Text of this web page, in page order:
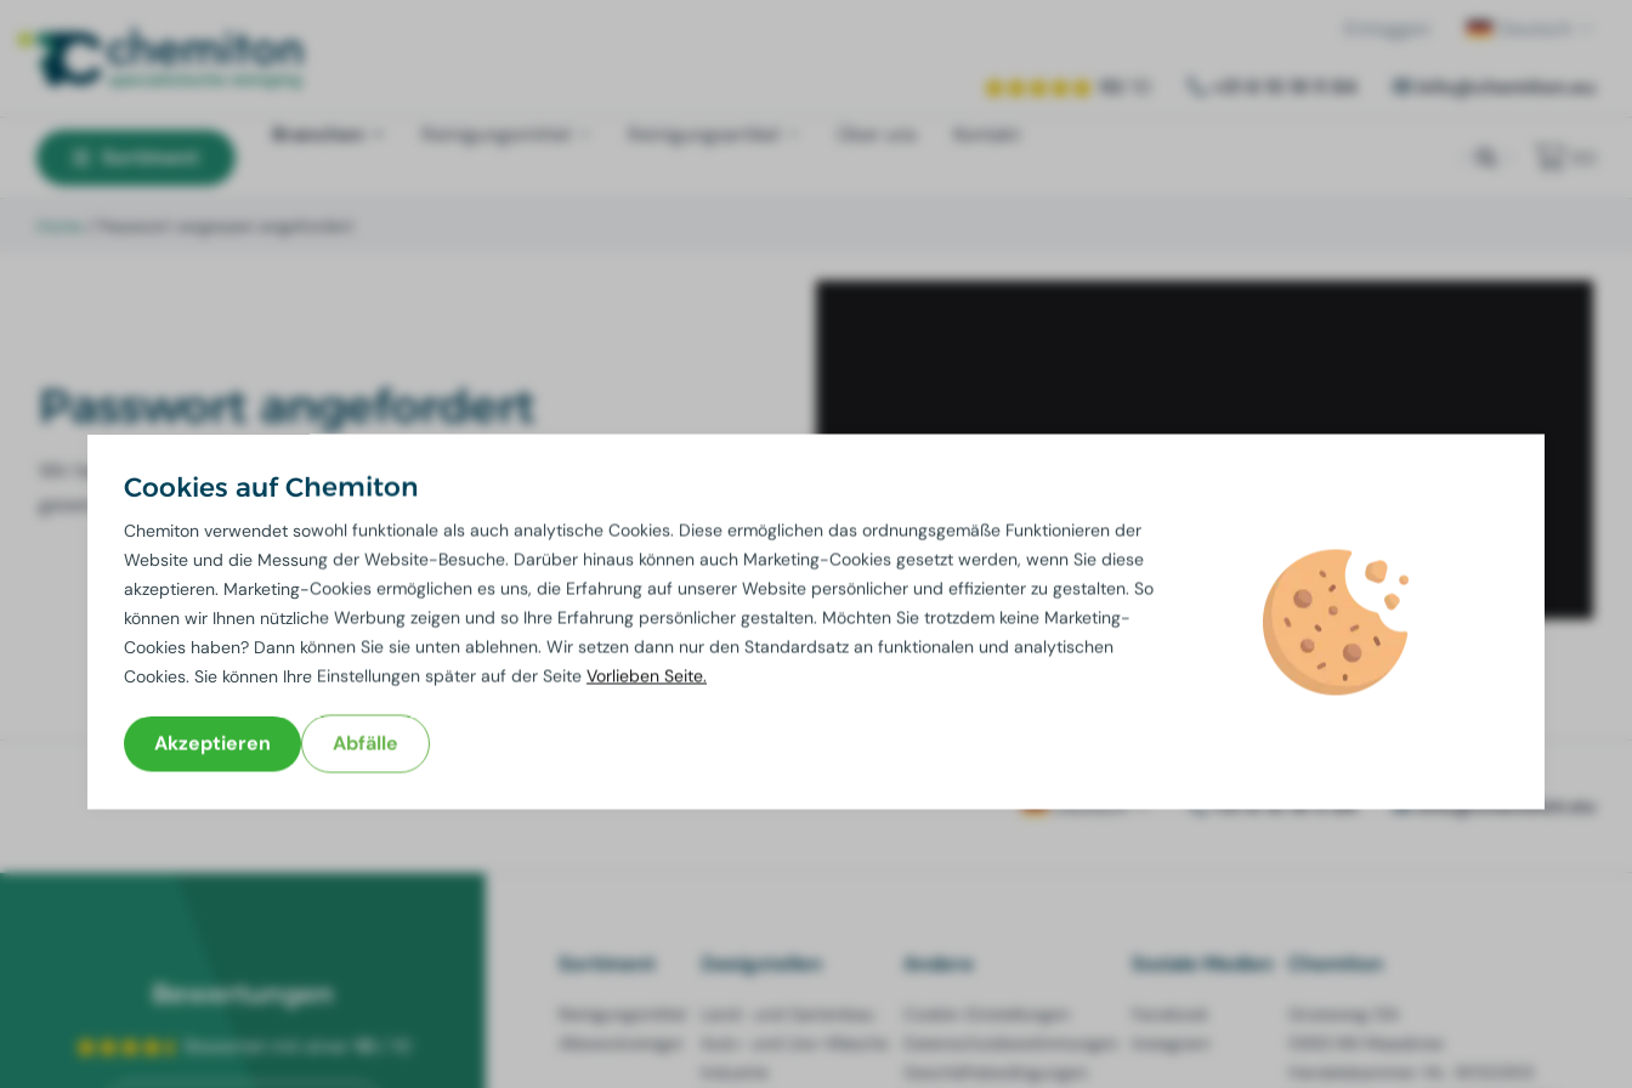
Einloggen
10 +31 6 15 19 11 84 info@chemiton.eu
Sortiment
Branchen Reinigungsmittel Reinigungsartikel Über uns Kontakt
Passwort vergessen angefordert
Passwort angefordert
Wir haben Ihnen per E-Mail einen Link zur Erstellung eines neuen Passworts
gesendet.
Deutsch +31 6 15 19 11 84 info@chemiton.eu
Bewertungen
Bewertet mit einer 10
Sortiment
Reinigungsmittel
Allzweckreiniger
Zweigstellen Andere
Cookie-Einstellungen
Datenschutzbestimmungen
Geschäftsbedingungen
Soziale Medien
Instagram
Chemiton
Groesweg 12A
5993 NN Maasbree
Cookies auf Chemiton
Chemiton verwendet sowohl funktionale als auch analytische Cookies. Diese ermöglichen das ordnungsgemäße Funktionieren der
Website und die Messung der Website-Besuche. Darüber hinaus können auch Marketing-Cookies gesetzt werden, wenn Sie diese
akzeptieren. Marketing-Cookies ermöglichen es uns, die Erfahrung auf unserer Website persönlicher und effizienter zu gestalten. So
können wir Ihnen nützliche Werbung zeigen und so Ihre Erfahrung persönlicher gestalten. Möchten Sie trotzdem keine Marketing-
Cookies haben? Dann können Sie sie unten ablehnen. Wir setzen dann nur den Standardsatz an funktionalen und analytischen
Cookies. Sie können Ihre Einstellungen später auf der Seite Vorlieben Seite.
Akzeptieren Abfälle